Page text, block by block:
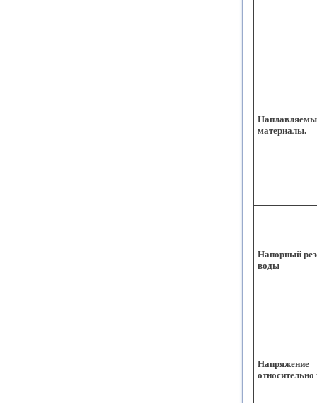
материалы.
Напорный
воды
Напряжение
относительно